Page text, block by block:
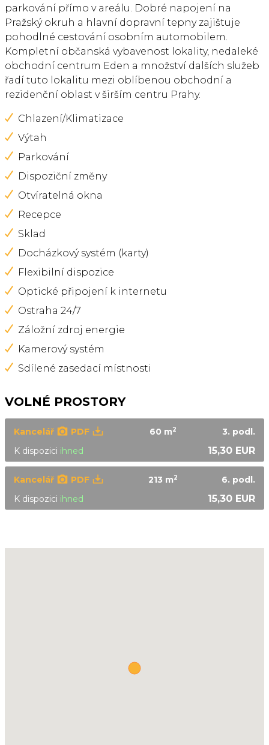
parkování přímo v areálu. Dobré napojení na
Pražský okruh a hlavní dopravní tepny zajištuje
pohodlné cestování osobním automobilem.
Kompletní občanská vybavenost lokality, nedaleké
obchodní centrum Eden a množství dalších služeb
řadí tuto lokalitu mezi oblíbenou obchodní a
rezidenční oblast v širším centru Prahy.
Chlazení/Klimatizace
Výtah
Parkování
Dispoziční změny
Otvíratelná okna
Recepce
Sklad
Docházkový systém (karty)
Flexibilní dispozice
Optické připojení k internetu
Ostraha 24/7
Záložní zdroj energie
Kamerový systém
Sdílené zasedací místnosti
VOLNÉ PROSTORY
Kancelář PDF 60 m2 3. podl.
15,30 EUR
K dispozici ihned
Kancelář PDF 213 m2 6. podl.
15,30 EUR
K dispozici ihned